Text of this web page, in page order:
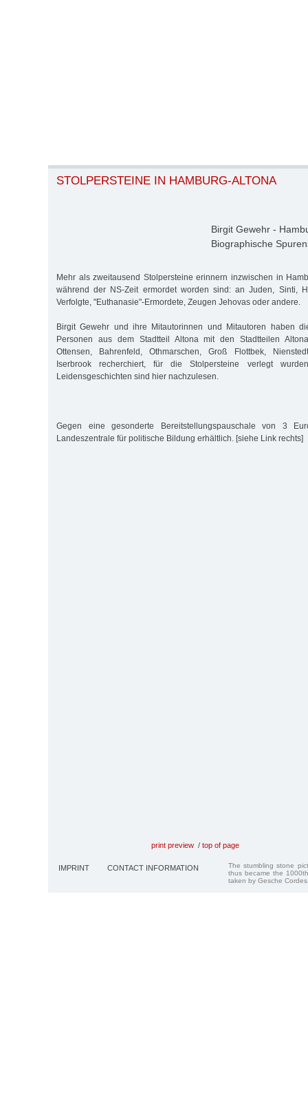
STOLPERSTEINE IN HAMBURG-ALTONA
Birgit Gewehr -
Biographische
Mehr als zweitausend Stolpersteine erinnern inzwischen in
während der NS-Zeit ermordet worden sind: an Juden, Sinti,
Verfolgte, "Euthanasie"-Ermordete, Zeugen Jehovas oder andere.
Birgit Gewehr und ihre Mitautorinnen und Mitautoren haben
Personen aus dem Stadtteil Altona mit den Stadtteilen
Ottensen, Bahrenfeld, Othmarschen, Groß Flottbek,
Iserbrook recherchiert, für die Stolpersteine verlegt
Leidensgeschichten sind hier nachzulesen.
Gegen eine gesonderte Bereitstellungspauschale von 3
Landeszentrale für politische Bildung erhältlich. [siehe Link rechts]
print preview / top of page
IMPRINT CONTACT INFORMATION
The stumbling stone
thus became the
taken by Gesche